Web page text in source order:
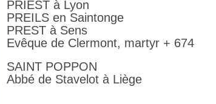
PRIEST à Lyon
PREILS en Saintonge
PREST à Sens
Evêque de Clermont, martyr + 674
SAINT POPPON
Abbé de Stavelot à Liège